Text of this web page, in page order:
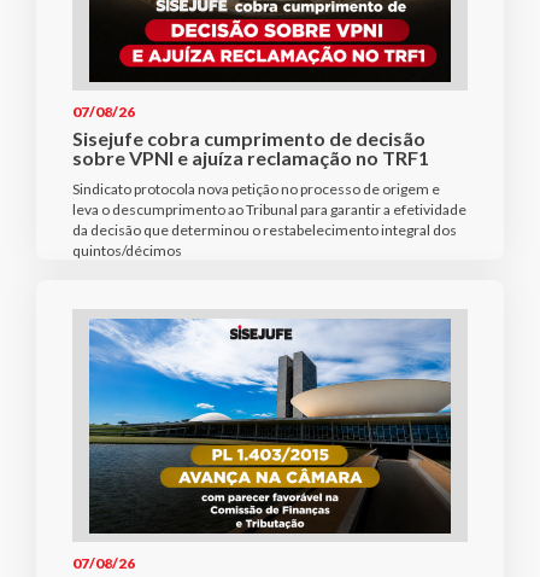
07/08/26
Sisejufe cobra cumprimento de decisão
sobre VPNI e ajuíza reclamação no TRF1
Sindicato protocola nova petição no processo de origem e
leva o descumprimento ao Tribunal para garantir a efetividade
da decisão que determinou o restabelecimento integral dos
quintos/décimos
07/08/26